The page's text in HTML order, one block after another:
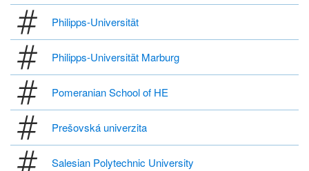
Philipps-Universität
Philipps-Universität Marburg
Pomeranian School of HE
Prešovská univerzita
Salesian Polytechnic University